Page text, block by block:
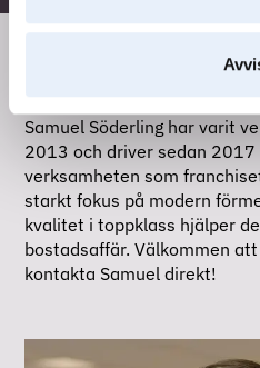
JAG HJÄLPER
Samuel Söderling har varit
2013 och driver sedan 2017
verksamheten som
starkt fokus på modern
kvalitet i toppklass hjälper
bostadsaffär. Välkommen
kontakta Samuel direkt!